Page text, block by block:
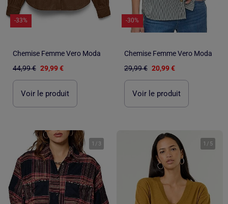
-33%
Chemise Femme Vero Moda
44,99 € 29,99 €
Voir le produit
-30%
Chemise Femme Vero Moda
29,99 € 20,99 €
Voir le produit
1 / 3 1 / 5